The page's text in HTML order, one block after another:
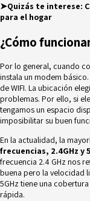
➤Quizás te interese:
para el hogar
¿Cómo
Por lo general, cuando
instala un modem
de WIFI. La ubicación
problemas. Por ello, si
tengamos un espacio
imposibilitar su buen
En la actualidad, la
frecuencias, 2.4GHz y
frecuencia 2.4 GHz nos
buena pero la velocidad
5GHz tiene una
rápida.